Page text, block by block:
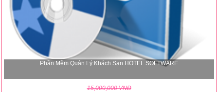
Phần Mềm Quản Lý Khách Sạn HOTEL SOFTWARE
15,000,000 VNĐ